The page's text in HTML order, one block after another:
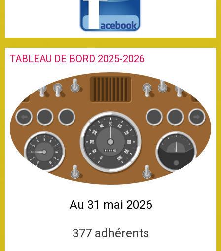
TABLEAU DE BORD 2025-2026
Au 31 mai 2026
377 adhérents